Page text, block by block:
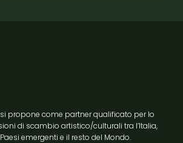
propone come partner qualificato per lo
di scambio artistico/culturali tra l’Italia,
Paesi emergenti e il resto del Mondo.